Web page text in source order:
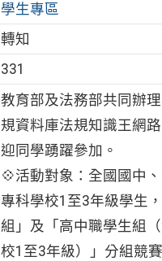
學生專區
轉知
331
教育部及法務部共同辦
規資料庫法規知識王網
迎同學踴躍參加。
💠活動對象：全國國中
專科學校1至3年級學生
組」及「高中職學生組
校1至3年級）」分組競賽